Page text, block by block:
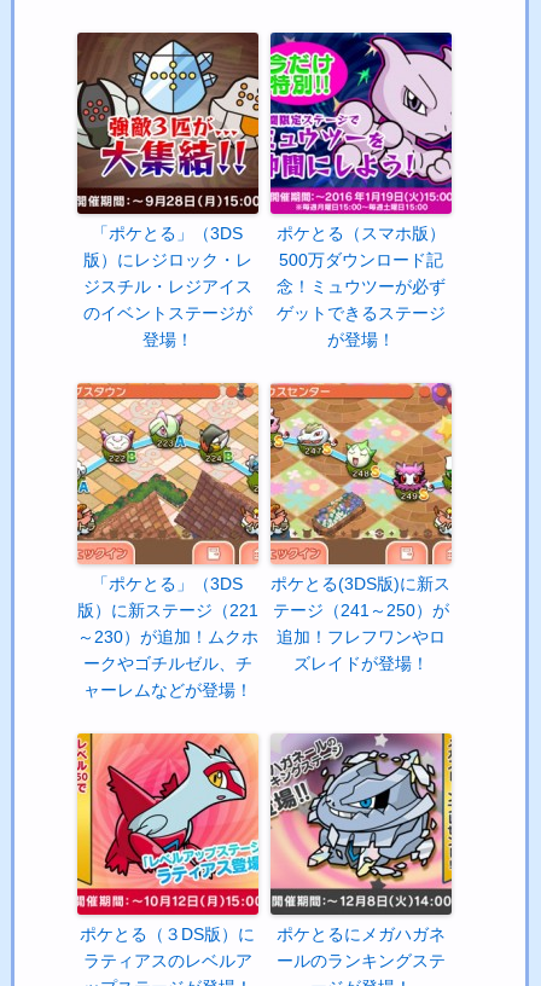
「ポケとる」（3DS
版）にレジロック・レ
ジスチル・レジアイス
のイベントステージが
登場！
ポケとる（スマホ版）
500万ダウンロード記
念！ミュウツーが必ず
ゲットできるステージ
が登場！
「ポケとる」（3DS
版）に新ステージ（221
～230）が追加！ムクホ
ークやゴチルゼル、チ
ャーレムなどが登場！
ポケとる(3DS版)に新ス
テージ（241～250）が
追加！フレフワンやロ
ズレイドが登場！
ポケとる（３DS版）に
ラティアスのレベルア
ポケとるにメガハガネ
ールのランキングステ